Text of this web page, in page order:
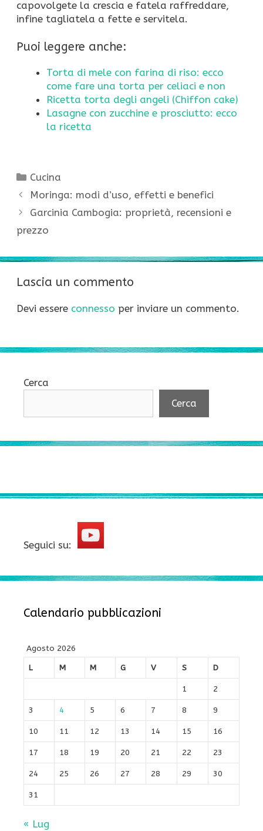
capovolgete la crescia e fatela raffreddare,
infine tagliatela a fette e servitela.
Puoi leggere anche:
Torta di mele con farina di riso: ecco
come fare una torta per celiaci e non
Ricetta torta degli angeli (Chiffon cake)
Lasagne con zucchine e prosciutto: ecco
la ricetta
Categorie
Cucina
Moringa: modi d’uso, effetti e benefici
Garcinia Cambogia: proprietà, recensioni e
prezzo
Lascia un commento
Devi essere connesso per inviare un commento.
Cerca
Cerca
Seguici su:
Calendario pubblicazioni
Agosto 2026
L
M M G V S D
1 2
3 4 5 6 7 8 9
10 11 12 13 14 15 16
17 18 19 20 21 22 23
24 25 26 27 28 29 30
31
« Lug